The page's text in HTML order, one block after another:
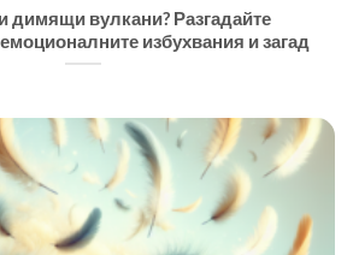
димящи вулкани? Разгадайте
избухвания и загад